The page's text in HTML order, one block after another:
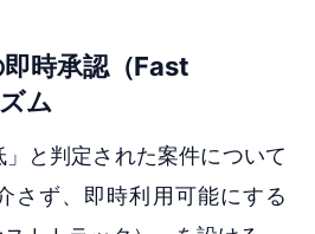
時承認（Fast
ム
と判定された案件について
さず、即時利用可能にする